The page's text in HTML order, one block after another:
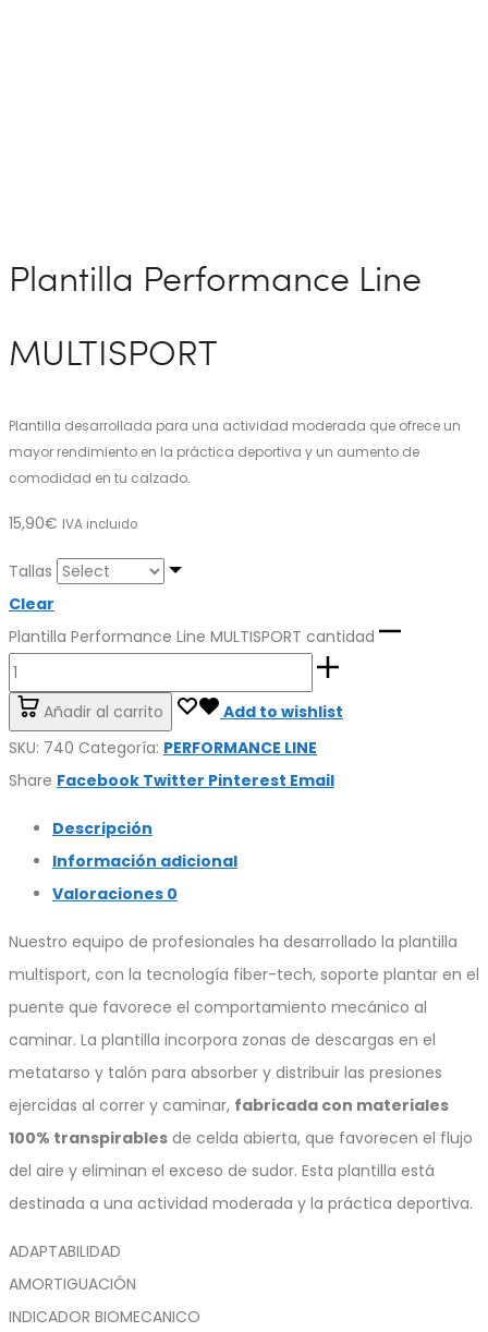
Plantilla Performance Line
MULTISPORT
Plantilla desarrollada para una actividad moderada que ofrece un
mayor rendimiento en la práctica deportiva y un aumento de
comodidad en tu calzado.
15,90€ IVA incluido
Tallas
Clear
Plantilla Performance Line MULTISPORT cantidad
Añadir al carrito
Add to wishlist
SKU: 740 Categoría: PERFORMANCE LINE
Share Facebook Twitter Pinterest Email
Descripción
Información adicional
Valoraciones 0
Nuestro equipo de profesionales ha desarrollado la plantilla
multisport, con la tecnología fiber-tech, soporte plantar en el
puente que favorece el comportamiento mecánico al
caminar. La plantilla incorpora zonas de descargas en el
metatarso y talón para absorber y distribuir las presiones
ejercidas al correr y caminar, fabricada con materiales
100% transpirables de celda abierta, que favorecen el flujo
del aire y eliminan el exceso de sudor. Esta plantilla está
destinada a una actividad moderada y la práctica deportiva.
ADAPTABILIDAD
AMORTIGUACIÓN
INDICADOR BIOMECANICO